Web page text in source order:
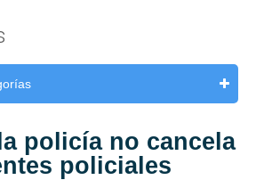
policía no cancela
policiales